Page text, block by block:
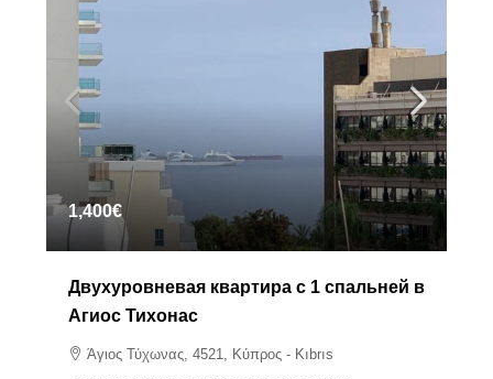
1,400€
Двухуровневая квартира с 1 спальней в
Агиос Тихонас
Άγιος Τύχωνας, 4521, Κύπρος - Kıbrıs